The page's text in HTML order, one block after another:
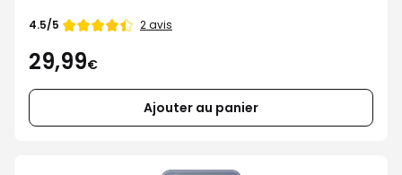
Note
4.5/5 2 avis
29,99€
Ajouter au panier